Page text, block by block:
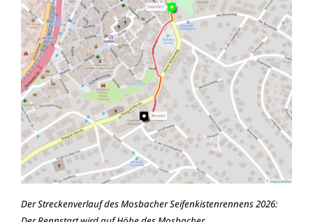
Der Streckenverlauf des Mosbacher Seifenkistenrennens 2026: